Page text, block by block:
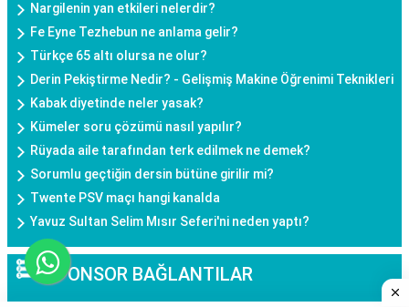
Nargilenin yan etkileri nelerdir?
Fe Eyne Tezhebun ne anlama gelir?
Türkçe 65 altı olursa ne olur?
Derin Pekiştirme Nedir? - Gelişmiş Makine Öğrenimi Teknikleri
Kabak diyetinde neler yasak?
Kümeler soru çözümü nasıl yapılır?
Rüyada aile tarafından terk edilmek ne demek?
Sorumlu geçtiğin dersin bütüne girilir mi?
Twente PSV maçı hangi kanalda
Yavuz Sultan Selim Mısır Seferi'ni neden yaptı?
SPONSOR BAĞLANTILAR